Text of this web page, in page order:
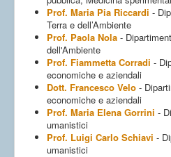
Prof. Maria Pia Riccardi -
Terra e dell’Ambiente
Prof. Paola Nola -
dell'Ambiente
Prof. Fiammetta Corradi -
economiche e aziendali
Dott. Francesco Velo -
economiche e aziendali
Prof. Maria Elena Gorrini -
umanistici
Prof. Luigi Carlo Schiavi -
umanistici